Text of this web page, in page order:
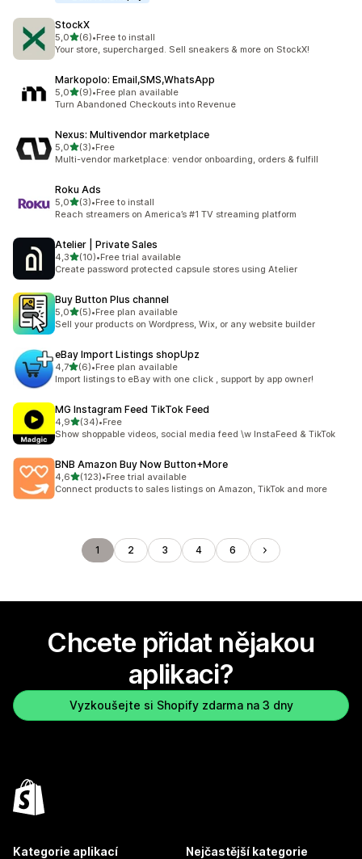
StockX
5,0z 5 hvězd
(6)
Celkový počet recenzí: 6
•Free to install
Your store, supercharged. Sell sneakers & more on StockX!
Markopolo: Email,SMS,WhatsApp
5,0z 5 hvězd
(9)
Celkový počet recenzí: 9
•Free plan available
Turn Abandoned Checkouts into Revenue
Nexus: Multivendor marketplace
5,0z 5 hvězd
(3)
Celkový počet recenzí: 3
•Free
Multi-vendor marketplace: vendor onboarding, orders & fulfill
Roku Ads
5,0z 5 hvězd
(3)
Celkový počet recenzí: 3
•Free to install
Reach streamers on America’s #1 TV streaming platform
Atelier | Private Sales
4,3z 5 hvězd
(10)
Celkový počet recenzí: 10
•Free trial available
Create password protected capsule stores using Atelier
Buy Button Plus channel
5,0z 5 hvězd
(5)
Celkový počet recenzí: 5
•Free plan available
Sell your products on Wordpress, Wix, or any website builder
eBay Import Listings shopUpz
4,7z 5 hvězd
(6)
Celkový počet recenzí: 6
•Free plan available
Import listings to eBay with one click , support by app owner!
MG Instagram Feed TikTok Feed
4,9z 5 hvězd
(34)
Celkový počet recenzí: 34
•Free
Show shoppable videos, social media feed \w InstaFeed & TikTok
BNB Amazon Buy Now Button+More
4,6z 5 hvězd
(123)
Celkový počet recenzí: 123
•Free trial available
Connect products to sales listings on Amazon, TikTok and more
1 2 3 4 6
Chcete přidat nějakou
aplikaci?
Vyzkoušejte si Shopify zdarma na 3 dny
Kategorie aplikací Nejčastější kategorie